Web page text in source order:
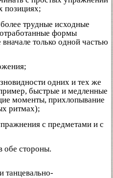
позициях;
трудные исходные
формы
только одной частью
одних и тех же
быстрые и медленные
моменты, прихлопывание
ритмах);
с предметами и с
обе стороны.
танцевально-